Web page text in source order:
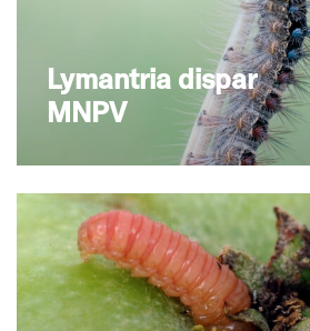
Lymantria dispar
MNPV